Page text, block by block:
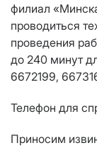
филиал
проводиться
проведения
до 240 минут
6672199,
Телефон для
Приносим